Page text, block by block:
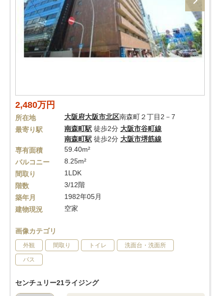
2,480万円
所在地 大阪府大阪市北区南森町２丁目2－7
最寄り駅
南森町駅 徒歩2分 大阪市谷町線
南森町駅 徒歩2分 大阪市堺筋線
専有面積
59.40m²
バルコニー
8.25m²
間取り
1LDK
階数
3/12階
築年月
1982年05月
建物現況
空家
画像カテゴリ
外観 間取り トイレ 洗面台・洗面所
バス
センチュリー21ライジング